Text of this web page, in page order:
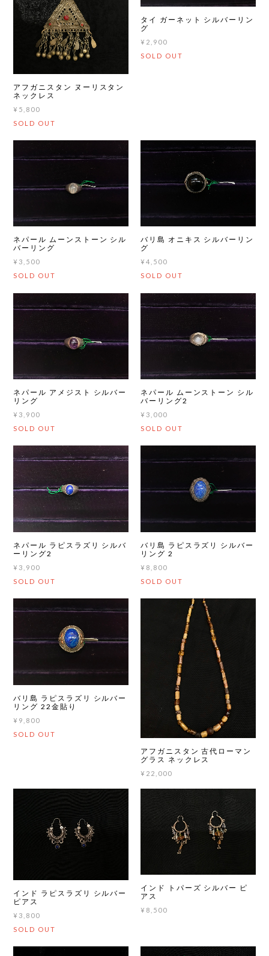
アフガニスタン ヌーリスタン
ネックレス
¥5,800
SOLD OUT
タイ ガーネット シルバーリン
グ
¥2,900
SOLD OUT
ネパール ムーンストーン シル
バーリング
¥3,500
SOLD OUT
バリ島 オニキス シルバーリン
グ
¥4,500
SOLD OUT
ネパール アメジスト シルバー
リング
¥3,900
SOLD OUT
ネパール ムーンストーン シル
バーリング2
¥3,000
SOLD OUT
ネパール ラピスラズリ シルバ
ーリング2
¥3,900
SOLD OUT
バリ島 ラピスラズリ シルバー
リング 2
¥8,800
SOLD OUT
バリ島 ラピスラズリ シルバー
リング 22金貼り
¥9,800
SOLD OUT
アフガニスタン 古代ローマン
グラス ネックレス
¥22,000
インド ラピスラズリ シルバー
ピアス
¥3,800
SOLD OUT
インド トパーズ シルバー ピ
アス
¥8,500